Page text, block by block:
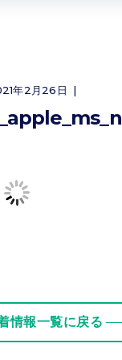
年2月26日
情報一覧に戻る